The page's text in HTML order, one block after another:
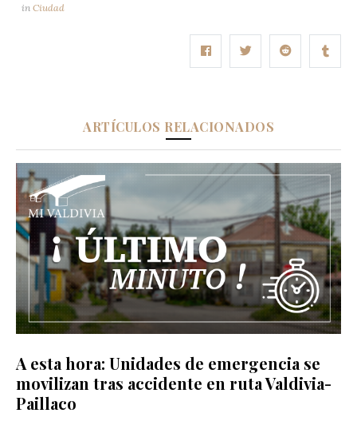
in Ciudad
ARTÍCULOS RELACIONADOS
A esta hora: Unidades de emergencia se
movilizan tras accidente en ruta Valdivia-
Paillaco